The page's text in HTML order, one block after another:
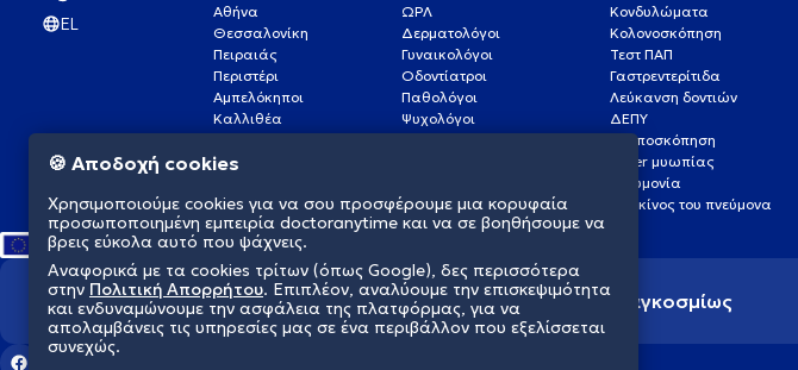
EL
Αθήνα
Θεσσαλονίκη
Πειραιάς
Περιστέρι
Αμπελόκηποι
Καλλιθέα
Γλυφάδα
Νέα Σμύρνη
ΩΡΛ
Δερματολόγοι
Γυναικολόγοι
Οδοντίατροι
Παθολόγοι
Ψυχολόγοι
Καρδιολόγοι
Κονδυλώματα
Κολονοσκόπηση
Τεστ ΠΑΠ
Γαστρεντερίτιδα
Λεύκανση δοντιών
ΔΕΠΥ
Κολποσκόπηση
Laser μυωπίας
Πνευμονία
Καρκίνος του πνεύμονα
Διαμορφώνουμε το μέλλον της υγείας παγκοσμίως
🍪 Αποδοχή cookies
Χρησιμοποιούμε cookies για να σου προσφέρουμε μια κορυφαία
προσωποποιημένη εμπειρία doctoranytime και να σε βοηθήσουμε να
βρεις εύκολα αυτό που ψάχνεις.
Αναφορικά με τα cookies τρίτων (όπως Google), δες περισσότερα
στην Πολιτική Απορρήτου. Επιπλέον, αναλύουμε την επισκεψιμότητα
και ενδυναμώνουμε την ασφάλεια της πλατφόρμας, για να
απολαμβάνεις τις υπηρεσίες μας σε ένα περιβάλλον που εξελίσσεται
συνεχώς.